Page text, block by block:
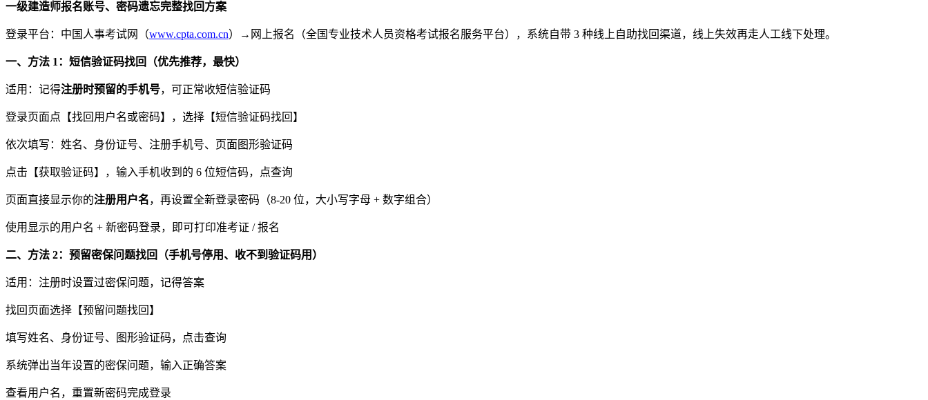
一级建造师报名账号、密码遗忘完整找回方案
登录平台：中国人事考试网（www.cpta.com.cn）→网上报名（全国专业技术人员资格考试报名服务平台），系统自带 3 种线上自助找回渠道，线上失效再走人工线下处理。
一、方法 1：短信验证码找回（优先推荐，最快）
适用：记得注册时预留的手机号，可正常收短信验证码
登录页面点【找回用户名或密码】，选择【短信验证码找回】
依次填写：姓名、身份证号、注册手机号、页面图形验证码
点击【获取验证码】，输入手机收到的 6 位短信码，点查询
页面直接显示你的注册用户名，再设置全新登录密码（8-20 位，大小写字母 + 数字组合）
使用显示的用户名 + 新密码登录，即可打印准考证 / 报名
二、方法 2：预留密保问题找回（手机号停用、收不到验证码用）
适用：注册时设置过密保问题，记得答案
找回页面选择【预留问题找回】
填写姓名、身份证号、图形验证码，点击查询
系统弹出当年设置的密保问题，输入正确答案
查看用户名，重置新密码完成登录